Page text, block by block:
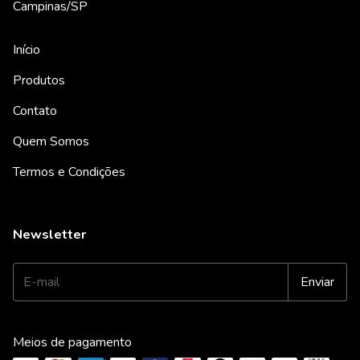
Campinas/SP
Início
Produtos
Contato
Quem Somos
Termos e Condições
Newsletter
Meios de pagamento